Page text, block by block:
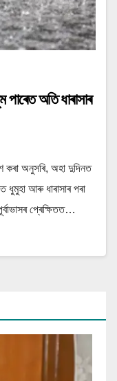
অতি ধাৰাসাৰ
কৰা অনুসৰি, অহা দুদিনত
আৰু ধাৰাসাৰ পৰা
প্ৰেক্ষিতত…